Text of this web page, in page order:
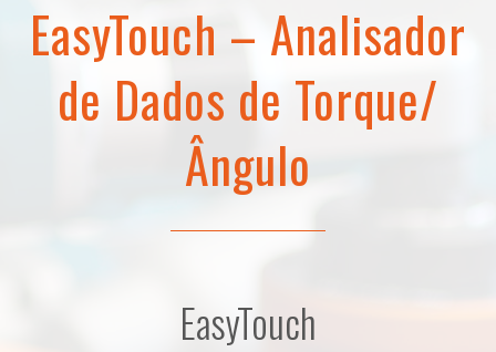
EasyTouch – Analisador
de Dados de Torque/
Ângulo
EasyTouch